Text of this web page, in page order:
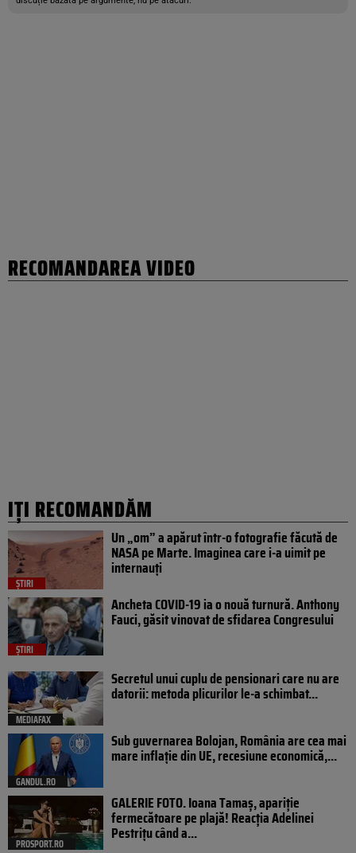
RECOMANDAREA VIDEO
IȚI RECOMANDĂM
ȘTIRI
Un „om” a apărut într-o fotografie făcută de
NASA pe Marte. Imaginea care i-a uimit pe
internauți
ȘTIRI
Ancheta COVID-19 ia o nouă turnură. Anthony
Fauci, găsit vinovat de sfidarea Congresului
MEDIAFAX
Secretul unui cuplu de pensionari care nu are
datorii: metoda plicurilor le-a schimbat...
GANDUL.RO
Sub guvernarea Bolojan, România are cea mai
mare inflație din UE, recesiune economică,...
PROSPORT.RO
GALERIE FOTO. Ioana Tamaş, apariție
fermecătoare pe plajă! Reacția Adelinei
Pestrițu când a...